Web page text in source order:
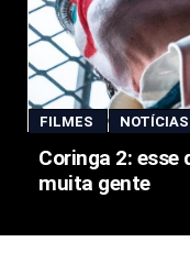
FILMES NOTÍCIAS
Coringa 2: esse
muita gente